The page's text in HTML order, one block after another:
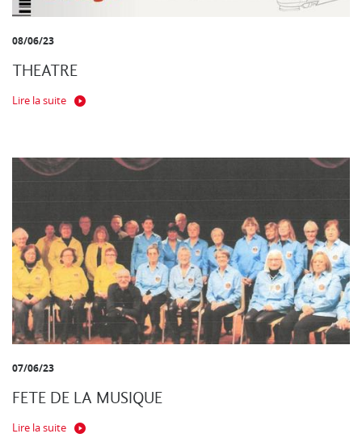
08/06/23
THEATRE
Lire la suite
07/06/23
FETE DE LA MUSIQUE
Lire la suite